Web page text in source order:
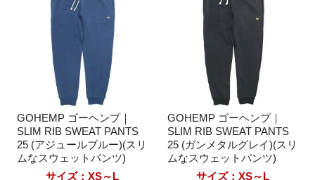
GOHEMP ゴーヘンプ｜
SLIM RIB SWEAT PANTS
25 (アジュールブルー)(スリ
ムなスウェットパンツ)
サイズ：XS～L
GOHEMP ゴーヘンプ｜
SLIM RIB SWEAT PANTS
25 (ガンメタルグレイ)(スリ
ムなスウェットパンツ)
サイズ：XS～L